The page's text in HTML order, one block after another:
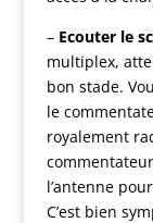
– Ecouter le
multiplex,
bon stade.
le
royalement
l’antenne
C’est bien